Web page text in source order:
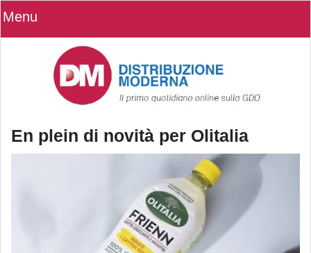
Menu
En plein di novità per Olitalia